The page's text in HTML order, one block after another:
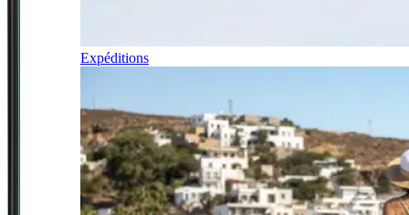
Expéditions